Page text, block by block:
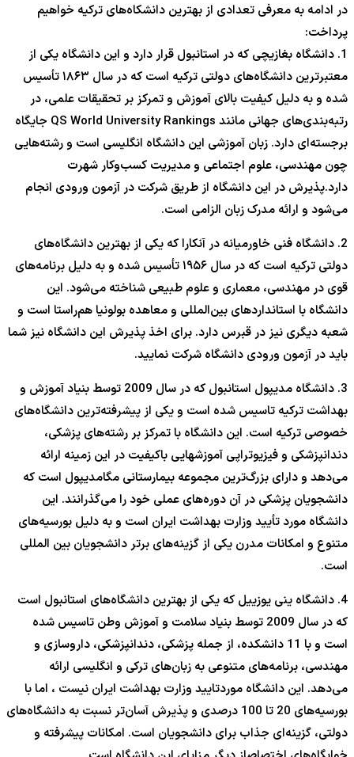
در ادامه به معرفی تعدادی از بهترین دانشکاه‌های ترکیه خواهیم
پرداخت:
1. دانشگاه بغازیچی که در استانبول قرار دارد و این دانشگاه یکی از
معتبرترین دانشگاه‌های دولتی ترکیه است که در سال ۱۸۶۳ تأسیس
شده و به دلیل کیفیت بالای آموزش و تمرکز بر تحقیقات علمی، در
رتبه‌بندی‌های جهانی مانند QS World University Rankings جایگاه
برجسته‌ای دارد. زبان آموزشی این دانشگاه انگلیسی است و رشته‌هایی
چون مهندسی، علوم اجتماعی و مدیریت کسب‌وکار شهرت
دارد.پذیرش در این دانشگاه از طریق شرکت در آزمون ورودی انجام
می‌شود و ارائه مدرک زبان الزامی است.
2. دانشگاه فنی خاورمیانه در آنکارا که یکی از بهترین دانشگاه‌های
دولتی ترکیه است که در سال ۱۹۵۶ تأسیس شده و به دلیل برنامه‌های
قوی در مهندسی، معماری و علوم طبیعی شناخته می‌شود. این
دانشگاه با استانداردهای بین‌المللی و معاهده بولونیا هم‌راستا است و
شعبه دیگری نیز در قبرس دارد. برای اخذ پذیرش این دانشگاه نیز شما
باید در آزمون ورودی دانشگاه شرکت نمایید.
3. دانشگاه مدیپول استانبول که در سال 2009 توسط بنیاد آموزش و
بهداشت ترکیه تاسیس شده است و یکی از پیشرفته‌ترین دانشگاه‌های
خصوصی ترکیه است. این دانشگاه با تمرکز بر رشته‌های پزشکی،
دندانپزشکی و فیزیوتراپی آموزشهایی باکیفیت در این زمینه ارائه
می‌دهد و دارای بزرگ‌ترین مجموعه بیمارستانی مگا‌مدیپول است که
دانشجویان پزشکی در آن دوره‌های عملی خود را می‌گذرانند. این
دانشگاه مورد تأیید وزارت بهداشت ایران است و به دلیل بورسیه‌های
متنوع و امکانات مدرن یکی از گزینه‌های برتر دانشجویان بین المللی
است.
4. دانشگاه ینی یوزییل که یکی از بهترین دانشگاه‌های استانبول است
که در سال 2009 توسط بنیاد سلامت و آموزش وطن تاسیس شده
است و با 11 دانشکده، از جمله پزشکی، دندانپزشکی، داروسازی و
مهندسی، برنامه‌های متنوعی به زبان‌های ترکی و انگلیسی ارائه
می‌دهد. این دانشگاه موردتایید وزارت بهداشت ایران نیست ، اما با
بورسیه‌های 20 تا 100 درصدی و پذیرش آسان‌تر نسبت به دانشگاه‌های
دولتی، گزینه‌ای جذاب برای دانشجویان است. امکانات پیشرفته و